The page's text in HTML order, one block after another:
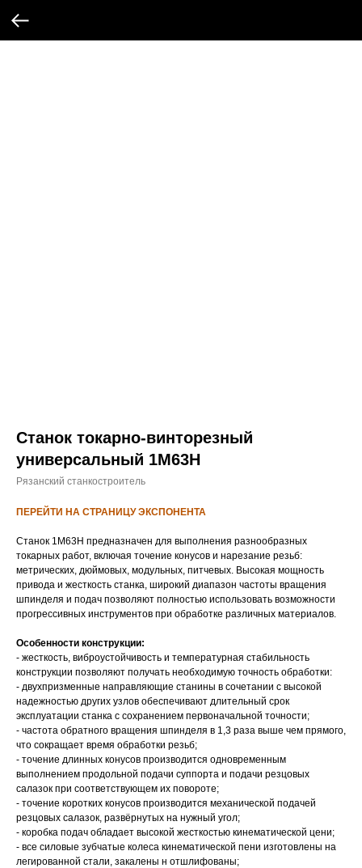
Станок токарно-винторезный
универсальный 1М63Н
Рязанский станкостроитель
ПЕРЕЙТИ НА СТРАНИЦУ ЭКСПОНЕНТА
Станок 1М63Н предназначен для выполнения разнообразных
токарных работ, включая точение конусов и нарезание резьб:
метрических, дюймовых, модульных, питчевых. Высокая мощность
привода и жесткость станка, широкий диапазон частоты вращения
шпинделя и подач позволяют полностью использовать возможности
прогрессивных инструментов при обработке различных материалов.
Особенности конструкции:
- жесткость, виброустойчивость и температурная стабильность
конструкции позволяют получать необходимую точность обработки:
- двухпризменные направляющие станины в сочетании с высокой
надежностью других узлов обеспечивают длительный срок
эксплуатации станка с сохранением первоначальной точности;
- частота обратного вращения шпинделя в 1,3 раза выше чем прямого,
что сокращает время обработки резьб;
- точение длинных конусов производится одновременным
выполнением продольной подачи суппорта и подачи резцовых
салазок при соответствующем их повороте;
- точение коротких конусов производится механической подачей
резцовых салазок, развёрнутых на нужный угол;
- коробка подач обладает высокой жесткостью кинематической цени;
- все силовые зубчатые колеса кинематической пени изготовлены на
легированной стали, закалены н отшлифованы;